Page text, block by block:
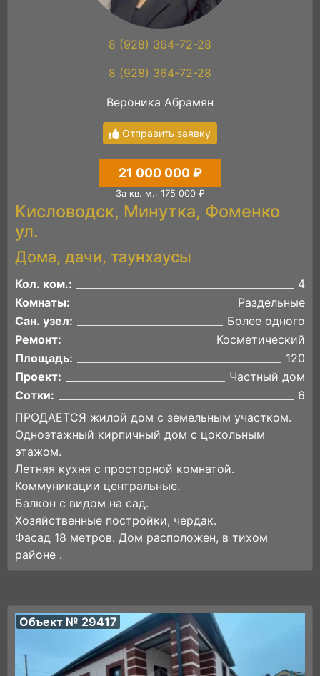
8 (928) 364-72-28
8 (928) 364-72-28
Вероника Абрамян
Отправить заявку
21 000 000 ₽
За кв. м.: 175 000 ₽
Кисловодск, Минутка, Фоменко
ул.
Дома, дачи, таунхаусы
Кол. ком.:
4
Комнаты:
Раздельные
Сан. узел:
Более одного
Ремонт:
Косметический
Площадь:
120
Проект:
Частный дом
Сотки:
6
ПРОДАЕТСЯ жилой дом с земельным участком.
Одноэтажный кирпичный дом с цокольным
этажом.
Летняя кухня с просторной комнатой.
Коммуникации центральные.
Балкон с видом на сад.
Хозяйственные постройки, чердак.
Фасад 18 метров. Дом расположен, в тихом
районе .
Объект № 29417